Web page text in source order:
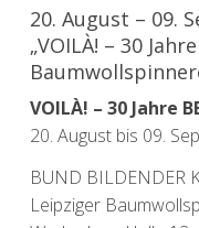
20. August – 09.
„VOILÀ! – 30
VOILÀ! – 30 Jahre
20. August bis 09.
BUND BILDENDER
Leipziger